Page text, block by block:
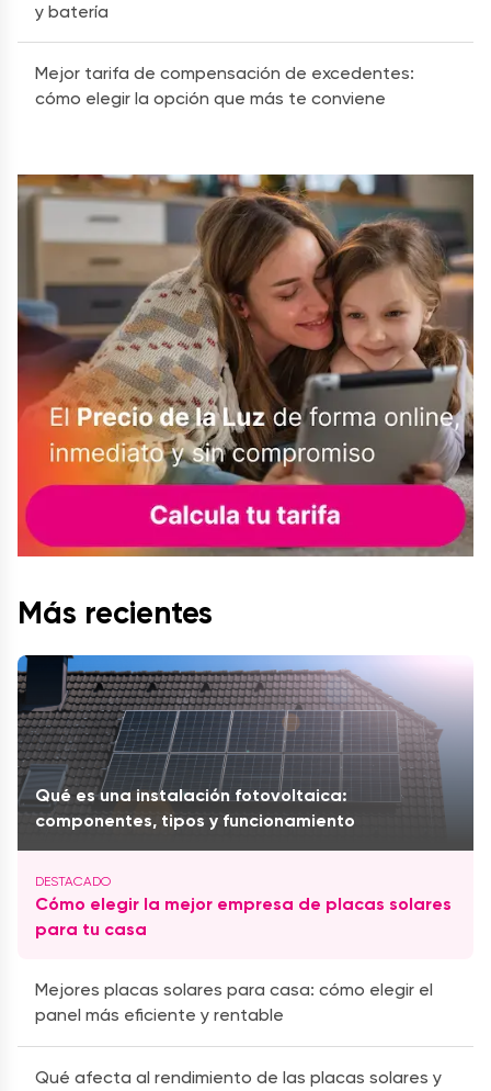
y batería
Mejor tarifa de compensación de excedentes:
cómo elegir la opción que más te conviene
Más recientes
Qué es una instalación fotovoltaica:
componentes, tipos y funcionamiento
Cómo elegir la mejor empresa de placas solares
para tu casa
Mejores placas solares para casa: cómo elegir el
panel más eficiente y rentable
Qué afecta al rendimiento de las placas solares y